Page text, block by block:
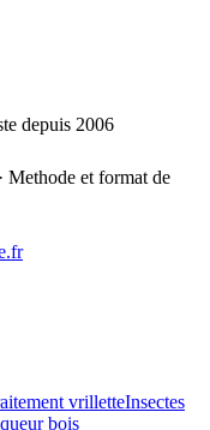
depuis 2006
Methode et format de
vrilletteInsectes
bois